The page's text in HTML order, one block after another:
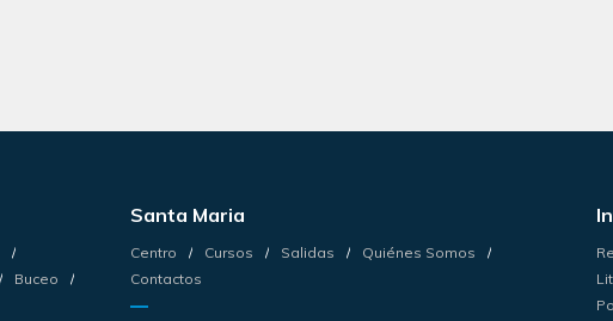
Buceo
Santa Maria
Centro Cursos Salidas
Quiénes Somos
Contactos